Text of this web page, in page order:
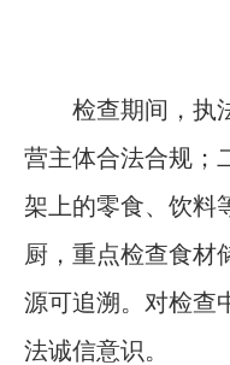
检查期间，执
营主体合法合规；
架上的零食、饮料
厨，重点检查食材
源可追溯。对检查
法诚信意识。